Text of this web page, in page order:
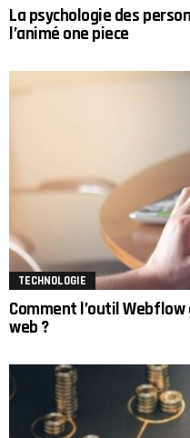
La psychologie des
l’animé one piece
TECHNOLOGIE
Comment l’outil
web ?